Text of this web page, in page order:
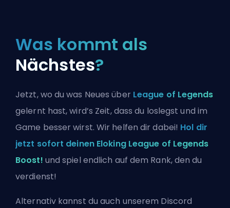
Was kommt als
Nächstes?
Jetzt, wo du was Neues über League of Legends
gelernt hast, wird’s Zeit, dass du loslegst und im
Game besser wirst. Wir helfen dir dabei! Hol dir
jetzt sofort deinen Eloking League of Legends
Boost! und spiel endlich auf dem Rank, den du
verdienst!
Alternativ kannst du auch unserem Discord